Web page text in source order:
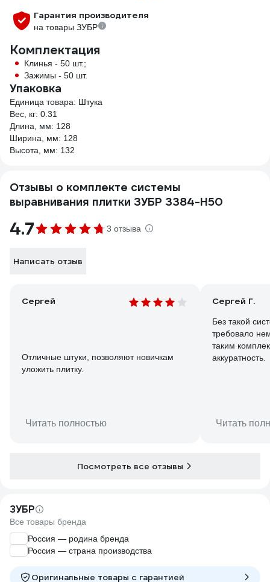
Гарантия производителя
на товары ЗУБР
Комплектация
Клинья - 50 шт.;
Зажимы - 50 шт.
Упаковка
Единица товара: Штука
Вес, кг: 0.31
Длина, мм: 128
Ширина, мм: 128
Высота, мм: 132
Отзывы о комплекте системы
выравнивания плитки ЗУБР 3384-H50
4.7 3 отзыва
Написать отзыв
Сергей
Отличные штуки, позволяют новичкам
уложить плитку.
Читать полностью
Сергей Г.
Без такой
требовало
таким
аккуратность.
Читать
Посмотреть все отзывы
ЗУБР
Все товары бренда
Россия — родина бренда
Россия — страна производства
Оригинальные товары c гарантией